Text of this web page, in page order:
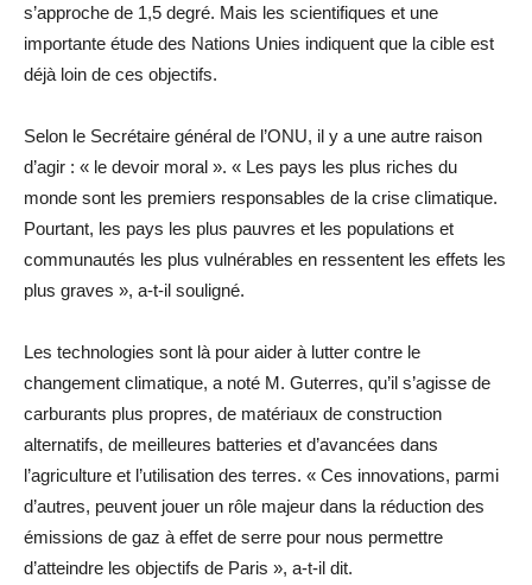
s’approche de 1,5 degré. Mais les scientifiques et une
importante étude des Nations Unies indiquent que la cible est
déjà loin de ces objectifs.
Selon le Secrétaire général de l’ONU, il y a une autre raison
d’agir : « le devoir moral ». « Les pays les plus riches du
monde sont les premiers responsables de la crise climatique.
Pourtant, les pays les plus pauvres et les populations et
communautés les plus vulnérables en ressentent les effets les
plus graves », a-t-il souligné.
Les technologies sont là pour aider à lutter contre le
changement climatique, a noté M. Guterres, qu’il s’agisse de
carburants plus propres, de matériaux de construction
alternatifs, de meilleures batteries et d’avancées dans
l’agriculture et l’utilisation des terres. « Ces innovations, parmi
d’autres, peuvent jouer un rôle majeur dans la réduction des
émissions de gaz à effet de serre pour nous permettre
d’atteindre les objectifs de Paris », a-t-il dit.